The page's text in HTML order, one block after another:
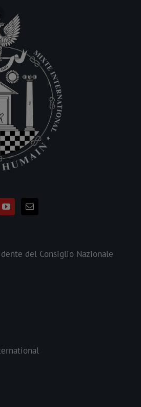
del Consiglio Nazionale